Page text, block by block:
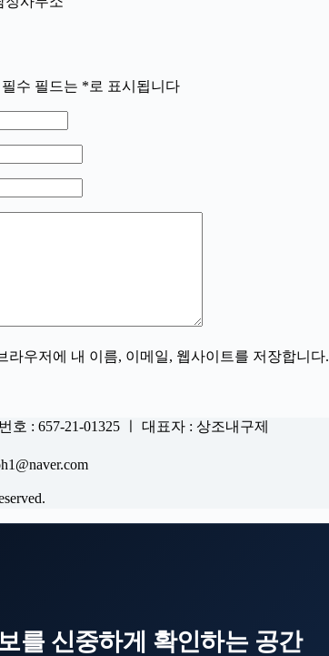
필수 필드는 *로 표시됩니다
라우저에 내 이름, 이메일, 웹사이트를 저장합니다.
: 657-21-01325 ㅣ 대표자 : 상조내구제
를 신중하게 확인하는 공간